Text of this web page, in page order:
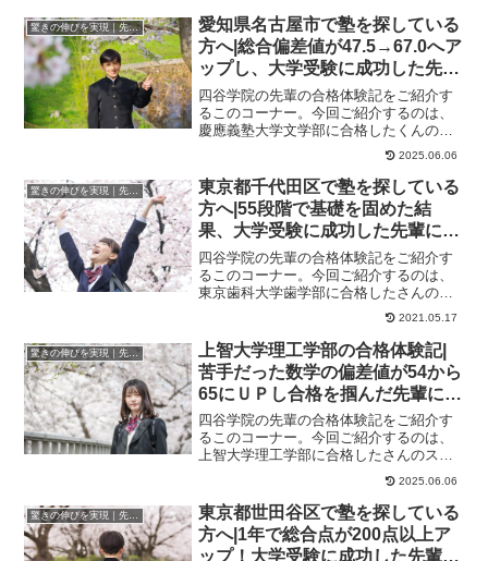
驚きの伸びを実現｜先輩列伝
愛知県名古屋市で塾を探している
方へ|総合偏差値が47.5→67.0へア
ップし、大学受験に成功した先輩
にインタビュー！大学受験予備校
四谷学院
四谷学院の先輩の合格体験記をご紹介す
るこのコーナー。今回ご紹介するのは、
慶應義塾大学文学部に合格したくんのス
トーリーです。受け身だった映像授業。
2025.06.06
東京都千代田区で塾を探している
方へ|55段階で基礎を固めた結
果、大学受験に成功した先輩にイ
ンタビュー！大学受験予備校四谷
学院
四谷学院の先輩の合格体験記をご紹介す
るこのコーナー。今回ご紹介するのは、
東京歯科大学歯学部に合格したさんのス
トーリーです。姉妹そろって四谷学院
2021.05.17
驚きの伸びを実現｜先輩列伝
上智大学理工学部の合格体験記|
苦手だった数学の偏差値が54から
65にＵＰし合格を掴んだ先輩にイ
ンタビュー！大学受験予備校四谷
学院
四谷学院の先輩の合格体験記をご紹介す
るこのコーナー。今回ご紹介するのは、
上智大学理工学部に合格したさんのスト
ーリーです。さんが合格した大学上智大
2025.06.06
驚きの伸びを実現｜先輩列伝
東京都世田谷区で塾を探している
方へ|1年で総合点が200点以上ア
ップ！大学受験に成功した先輩に